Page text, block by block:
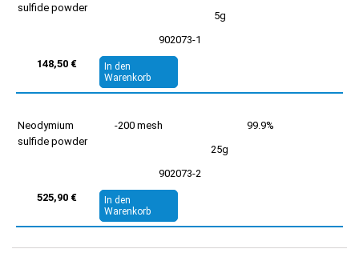
sulfide powder
5g
902073-1
148,50 €
In den
Warenkorb
Neodymium
sulfide powder
-200 mesh
99.9%
25g
902073-2
525,90 €
In den
Warenkorb